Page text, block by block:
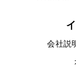
会社説